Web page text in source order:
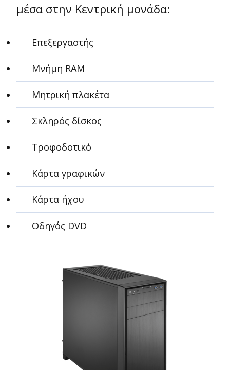
μέσα στην Κεντρική μονάδα:
Επεξεργαστής
Μνήμη RAM
Μητρική πλακέτα
Σκληρός δίσκος
Τροφοδοτικό
Κάρτα γραφικών
Κάρτα ήχου
Οδηγός DVD